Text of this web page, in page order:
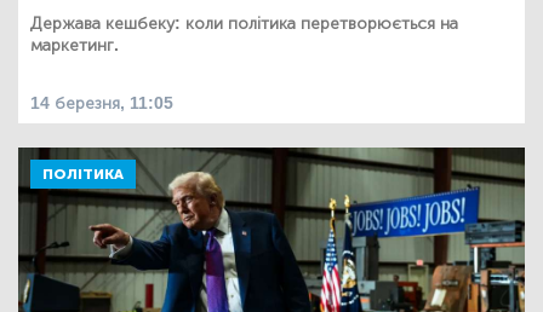
Держава кешбеку: коли політика перетворюється на
маркетинг.
14 березня, 11:05
ПОЛІТИКА